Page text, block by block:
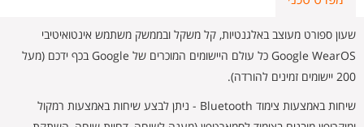
שעון ספורט מעוצב באלגנטיות, קל משקל ובממשק משתמש אינטואיטיבי
Google WearOS כל עולם היישומים המוכרים של Google בכף ידכם (מעל
200 יישומים זמינים להורדה).
שיחות באמצעות צימוד Bluetooth - ניתן לבצע שיחות באמצעות רמקול